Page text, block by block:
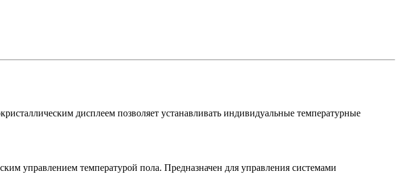
дисплеем позволяет устанавливать индивидуальные температурные
управлением температурой пола. Предназначен для управления системами